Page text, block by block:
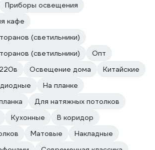
Приборы освещения
кафе
(светильники)
(светильники)
Опт
220в Освещение дома
Китайские
На планке
Для натяжных потолков
Кухонные
В коридор
Матовые
Накладные